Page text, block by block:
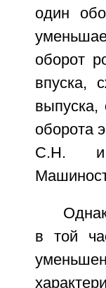
один
оборот
впуска,
выпуска,
оборота
С.Н. и
в той